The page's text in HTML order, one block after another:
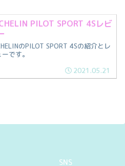
PILOT SPORT 4Sレビ
のPILOT SPORT 4Sの紹介とレ
です。
2021.05.21
SNS